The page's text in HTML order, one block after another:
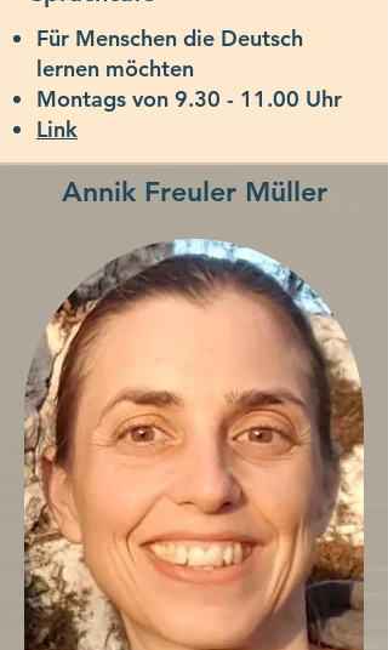
Für Menschen die Deutsch
lernen möchten
Montags von 9.30 - 11.00 Uhr
Link
Annik Freuler Müller